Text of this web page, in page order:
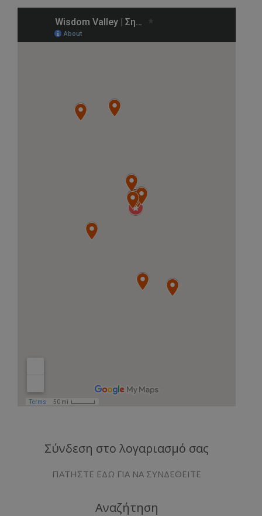
Σύνδεση στο λογαριασμό σας
ΠΑΤΗΣΤΕ ΕΔΩ ΓΙΑ ΝΑ ΣΥΝΔΕΘΕΙΤΕ
Αναζήτηση